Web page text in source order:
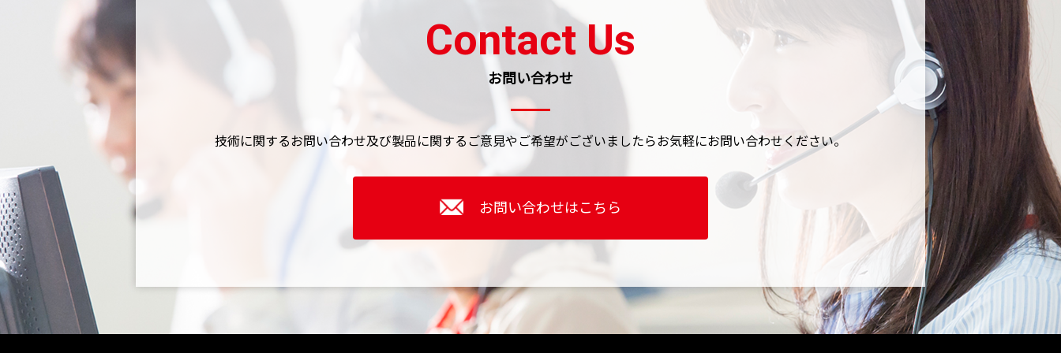
Contact Us
お問い合わせ
技術に関するお問い合わせ及び製品に関するご意見やご希望がございましたらお気軽にお問い合わせください。
お問い合わせはこちら